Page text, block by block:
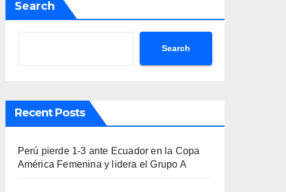
Search
Search
Recent Posts
Perú pierde 1-3 ante Ecuador en la Copa
América Femenina y lidera el Grupo A